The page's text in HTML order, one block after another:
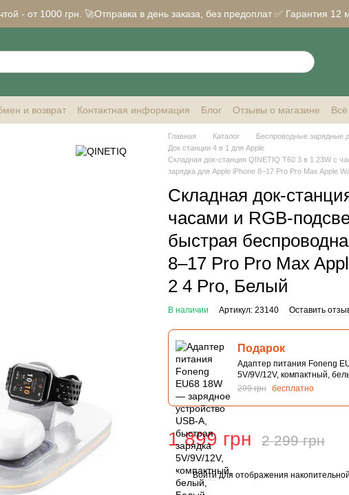
- от 1000 грн. 🚀Отправка в день заказа, без предоплат ✅ Гарантия
и возврат Контактная информация Блог Отзывы о магазине
Главная Каталог Беспроводные зарядные
Док станции 4 в 1 для Apple
Складная док-станция QINETIQ T60 3 в 1 23W с
зарядка для Apple iPhone 8–17 Pro Pro Max Apple
Складная док-
часами и RGB-
быстрая
8–17 Pro Pro Max
2 4 Pro, Белый
В наличии Артикул: 23140 Оставить
Подарок
Адаптер питания Foneng
5V/9V/12V, компактный,
299 грн бесплатно
1 899 грн 2 299 грн
% Войтидля отображения